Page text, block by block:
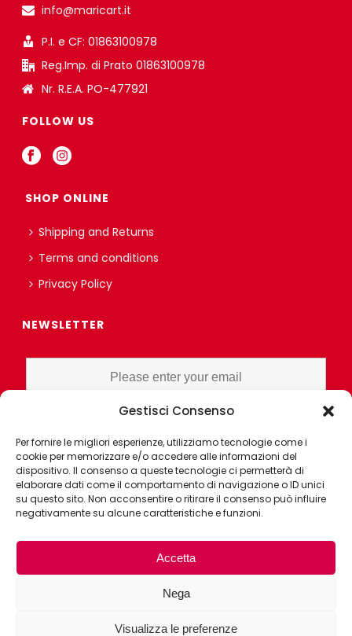
Gestisci Consenso
Per fornire le migliori esperienze, utilizziamo tecnologie come i
cookie per memorizzare e/o accedere alle informazioni del
dispositivo. Il consenso a queste tecnologie ci permetterà di
elaborare dati come il comportamento di navigazione o ID unici
su questo sito. Non acconsentire o ritirare il consenso può influire
negativamente su alcune caratteristiche e funzioni.
Accetta
Nega
Visualizza le preferenze
info@maricart.it
P.I. e CF: 01863100978
Reg.Imp. di Prato 01863100978
Nr. R.E.A. PO-477921
FOLLOW US
SHOP ONLINE
Shipping and Returns
Terms and conditions
Privacy Policy
NEWSLETTER
THE REGULATION AND GRANT CONSENT FOR PROFILING OR
MARKET RESEARCH PURPOSES ALSO WITH THE AID OF
ELECTRONIC INSTRUMENTS, AIMED AT ANALYZING HABITS OR
CONSUMER CHOICES OF THE INTERESTED PARTY